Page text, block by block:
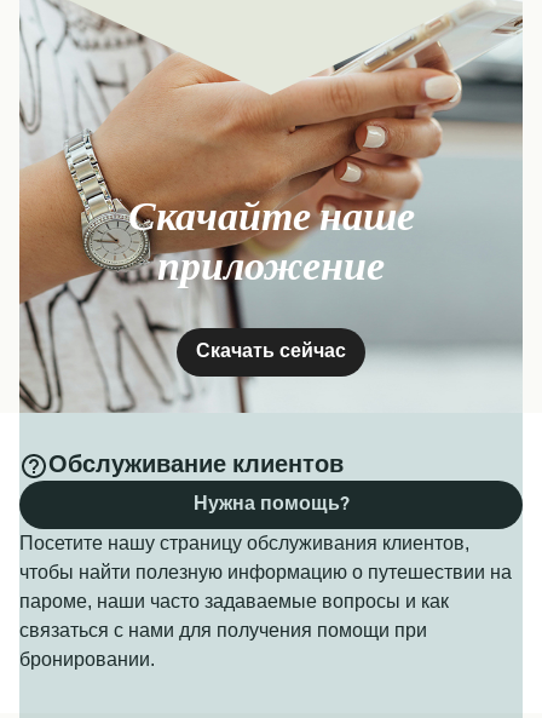
Скачайте наше
приложение
Скачать сейчас
Обслуживание клиентов
Посетите нашу страницу обслуживания клиентов,
чтобы найти полезную информацию о путешествии на
пароме, наши часто задаваемые вопросы и как
связаться с нами для получения помощи при
бронировании.
Нужна помощь?